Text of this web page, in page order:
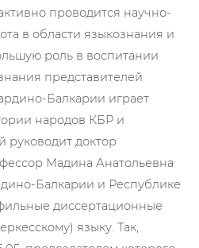
проводится научно-
в области языкознания и
роль в воспитании
представителей
Балкарии играет
народов КБР и
руководит доктор
Мадина Анатольевна
Балкарии и Республике
диссертационные
языку. Так,